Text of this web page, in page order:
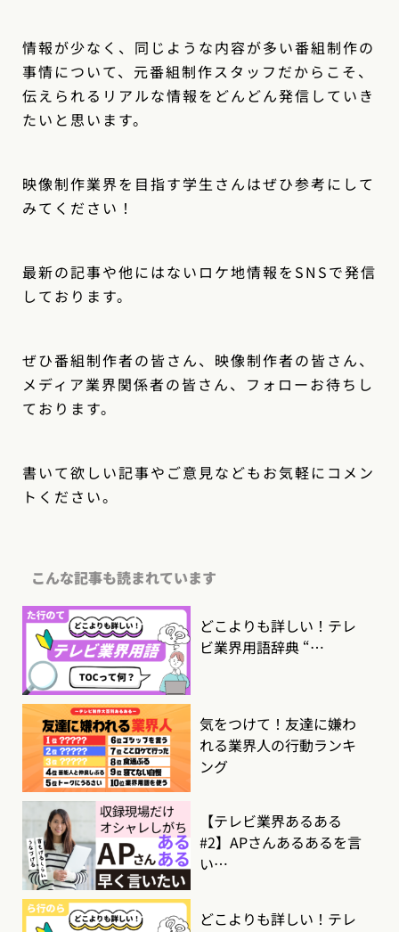
情報が少なく、同じような内容が多い番組制作の
事情について、元番組制作スタッフだからこそ、
伝えられるリアルな情報をどんどん発信していき
たいと思います。
映像制作業界を目指す学生さんはぜひ参考にして
みてください！
最新の記事や他にはないロケ地情報をSNSで発信
しております。
ぜひ番組制作者の皆さん、映像制作者の皆さん、
メディア業界関係者の皆さん、フォローお待ちし
ております。
書いて欲しい記事やご意見などもお気軽にコメン
トください。
こんな記事も読まれています
どこよりも詳しい！テレ
ビ業界用語辞典 “…
気をつけて！友達に嫌わ
れる業界人の行動ランキ
ング
【テレビ業界あるある
#2】APさんあるあるを言
い…
どこよりも詳しい！テレ